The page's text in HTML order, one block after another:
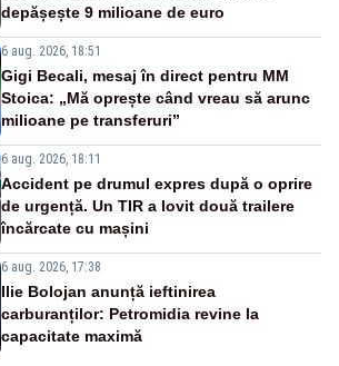
depășește 9 milioane de euro
6 aug. 2026, 18:51
Gigi Becali, mesaj în direct pentru MM
Stoica: „Mă oprește când vreau să arunc
milioane pe transferuri”
6 aug. 2026, 18:11
Accident pe drumul expres după o oprire
de urgență. Un TIR a lovit două trailere
încărcate cu mașini
6 aug. 2026, 17:38
Ilie Bolojan anunță ieftinirea
carburanților: Petromidia revine la
capacitate maximă